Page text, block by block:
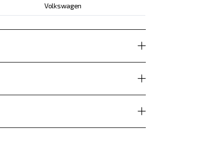
Volkswagen